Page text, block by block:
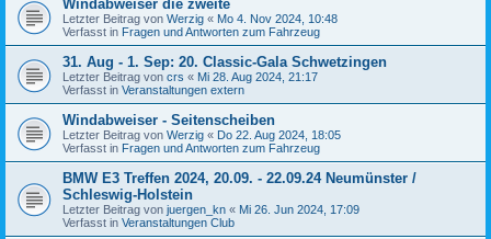
Windabweiser die zweite
Letzter Beitrag von Werzig « Mo 4. Nov 2024, 10:48
Verfasst in Fragen und Antworten zum Fahrzeug
31. Aug - 1. Sep: 20. Classic-Gala Schwetzingen
Letzter Beitrag von crs « Mi 28. Aug 2024, 21:17
Verfasst in Veranstaltungen extern
Windabweiser - Seitenscheiben
Letzter Beitrag von Werzig « Do 22. Aug 2024, 18:05
Verfasst in Fragen und Antworten zum Fahrzeug
BMW E3 Treffen 2024, 20.09. - 22.09.24 Neumünster /
Schleswig-Holstein
Letzter Beitrag von juergen_kn « Mi 26. Jun 2024, 17:09
Verfasst in Veranstaltungen Club